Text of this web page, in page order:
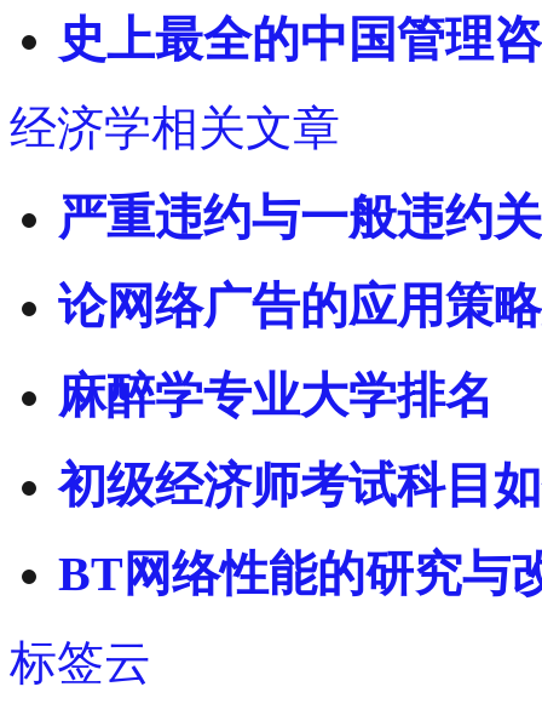
史上最全的中国管理
经济学相关文章
严重违约与一般违约
论网络广告的应用策
麻醉学专业大学排名
初级经济师考试科目
BT网络性能的研究与
标签云